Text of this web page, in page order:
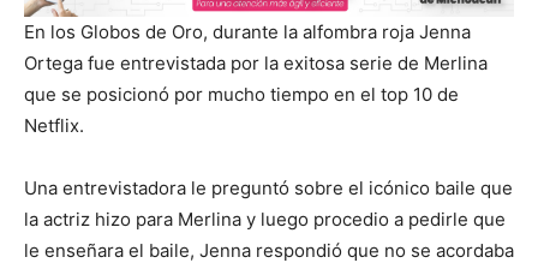
En los Globos de Oro, durante la alfombra roja Jenna
Ortega fue entrevistada por la exitosa serie de Merlina
que se posicionó por mucho tiempo en el top 10 de
Netflix.
Una entrevistadora le preguntó sobre el icónico baile que
la actriz hizo para Merlina y luego procedio a pedirle que
le enseñara el baile, Jenna respondió que no se acordaba